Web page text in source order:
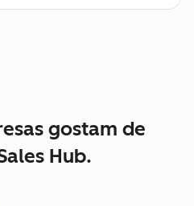
gostam de
Hub.